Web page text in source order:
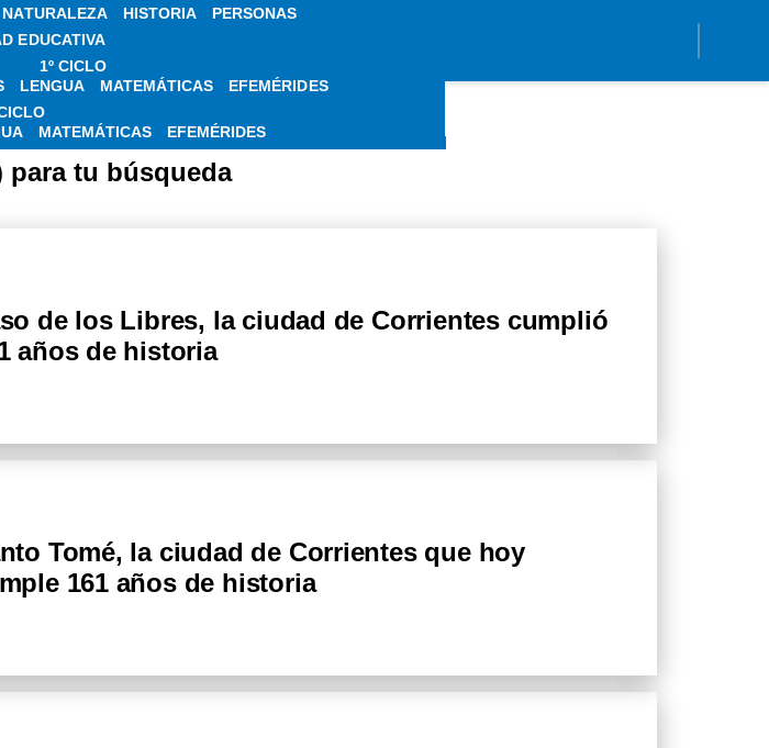
NATURALEZA HISTORIA
PERSONAS
EDUCATIVA
1º CICLO
LENGUA MATEMÁTICAS
EFEMÉRIDES
MATEMÁTICAS EFEMÉRIDES
CARNAVALES
para tu búsqueda
de los Libres, la ciudad de Corrientes cumplió
años de historia
Tomé, la ciudad de Corrientes que hoy
161 años de historia